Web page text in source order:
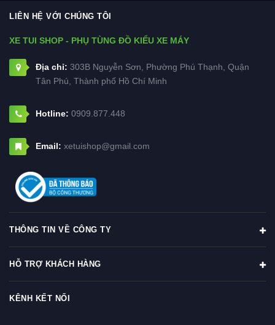
LIÊN HỆ VỚI CHÚNG TÔI
XE TUI SHOP - PHỤ TÙNG ĐỒ KIỂU XE MÁY
Địa chỉ: 303B Nguyễn Sơn, Phường Phú Thạnh, Quận
Tân Phú, Thành phố Hồ Chí Minh
Hotline: 0909.877.448
Email: xetuishop@gmail.com
THÔNG TIN VỀ CÔNG TY
HỖ TRỢ KHÁCH HÀNG
KÊNH KẾT NỐI